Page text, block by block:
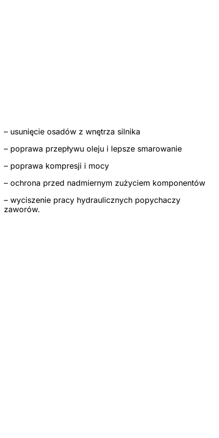
– usunięcie osadów z wnętrza silnika
– poprawa przepływu oleju i lepsze smarowanie
– poprawa kompresji i mocy
– ochrona przed nadmiernym zużyciem komponentów
– wyciszenie pracy hydraulicznych popychaczy
zaworów.